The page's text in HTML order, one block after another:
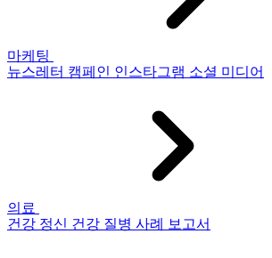
마케팅
뉴스레터 캠페인 인스타그램 소셜 미디어
의료
건강 정신 건강 질병 사례 보고서